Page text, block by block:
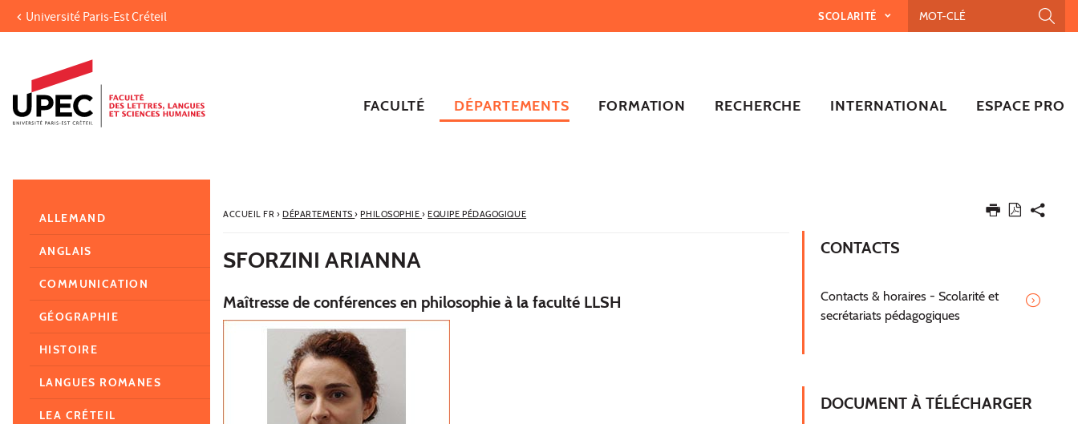
Aller au contenu
Accès directs
Recherche
Navigation secondaire
Université Paris-Est Créteil SCOLARITÉ
FACULTÉ DÉPARTEMENTS FORMATION RECHERCHE INTERNATIONAL ESPACE PRO
ACCUEIL FR› DÉPARTEMENTS› PHILOSOPHIE› EQUIPE PÉDAGOGIQUE
SFORZINI ARIANNA
Maîtresse de conférences en philosophie à la faculté LLSH
CONTACTS
Contacts & horaires - Scolarité et
secrétariats pédagogiques
DOCUMENT À TÉLÉCHARGER
ALLEMAND
ANGLAIS
COMMUNICATION
GÉOGRAPHIE
HISTOIRE
LANGUES ROMANES
LEA CRÉTEIL